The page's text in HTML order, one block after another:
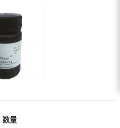
数量